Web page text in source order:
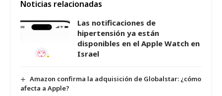
Noticias relacionadas
Las notificaciones de
hipertensión ya están
disponibles en el Apple Watch en
Israel
Amazon confirma la adquisición de Globalstar: ¿cómo
afecta a Apple?